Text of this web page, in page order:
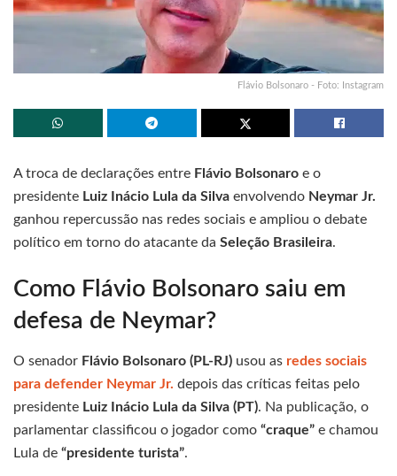
Flávio Bolsonaro - Foto: Instagram
A troca de declarações entre Flávio Bolsonaro e o
presidente Luiz Inácio Lula da Silva envolvendo Neymar Jr.
ganhou repercussão nas redes sociais e ampliou o debate
político em torno do atacante da Seleção Brasileira.
Como Flávio Bolsonaro saiu em
defesa de Neymar?
O senador Flávio Bolsonaro (PL-RJ) usou as redes sociais
para defender Neymar Jr. depois das críticas feitas pelo
presidente Luiz Inácio Lula da Silva (PT). Na publicação, o
parlamentar classificou o jogador como “craque” e chamou
Lula de “presidente turista”.